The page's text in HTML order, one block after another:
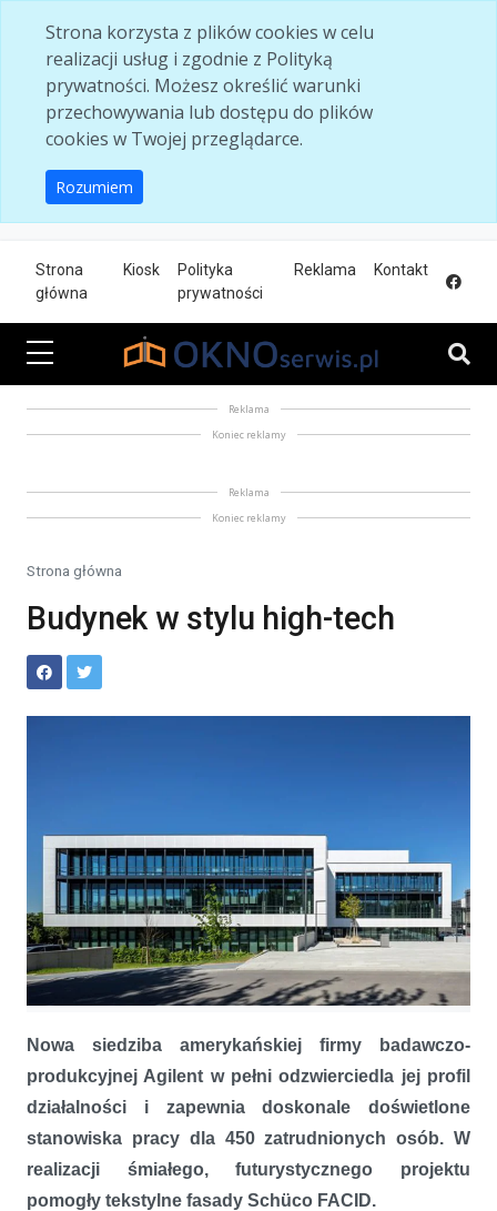
Strona korzysta z plików cookies w celu
realizacji usług i zgodnie z Polityką
prywatności. Możesz określić warunki
przechowywania lub dostępu do plików
cookies w Twojej przeglądarce.
Rozumiem
Strona
główna
Kiosk
Polityka
prywatności
Reklama Kontakt
Reklama
Koniec reklamy
Reklama
Koniec reklamy
Strona główna
Budynek w stylu high-tech
Nowa siedziba amerykańskiej firmy badawczo-
produkcyjnej Agilent w pełni odzwierciedla jej profil
działalności i zapewnia doskonale doświetlone
stanowiska pracy dla 450 zatrudnionych osób. W
realizacji śmiałego, futurystycznego projektu
pomogły tekstylne fasady Schüco FACID.